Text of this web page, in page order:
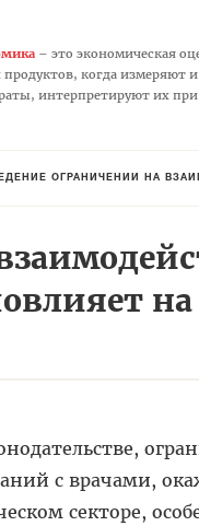
– это экономическая
когда измеряют и
интерпретируют их
ОГРАНИЧЕНИЙ НА
с врачами,
секторе,